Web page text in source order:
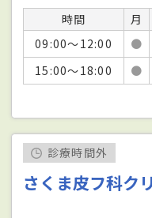
時間 月
09:00～12:00
●
15:00～18:00
●
診療時間外
さくま皮フ科ク